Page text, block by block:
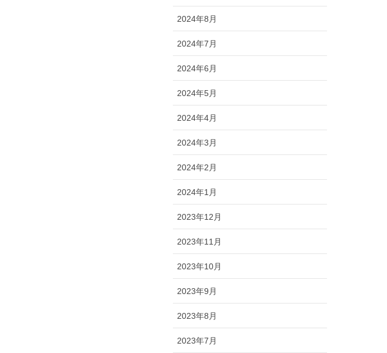
2024年8月
2024年7月
2024年6月
2024年5月
2024年4月
2024年3月
2024年2月
2024年1月
2023年12月
2023年11月
2023年10月
2023年9月
2023年8月
2023年7月